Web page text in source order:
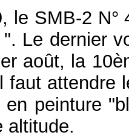
le SMB-2
Le dernier
août, la
faut attendre
peinture
altitude.